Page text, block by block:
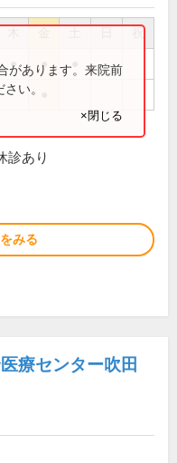
祝
● ●
があります。来院前
い。
×閉じる
診あり
みる
療センター吹田